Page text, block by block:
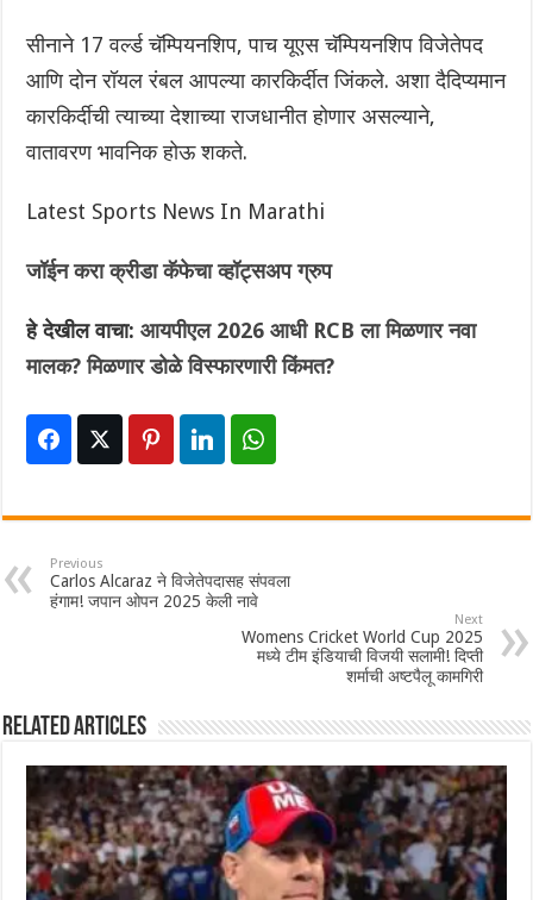
सीनाने 17 वर्ल्ड चॅम्पियनशिप, पाच यूएस चॅम्पियनशिप विजेतेपद
आणि दोन रॉयल रंबल आपल्या कारकिर्दीत जिंकले. अशा दैदिप्यमान
कारकिर्दीची त्याच्या देशाच्या राजधानीत होणार असल्याने,
वातावरण भावनिक होऊ शकते.
Latest Sports News In Marathi
जॉईन करा क्रीडा कॅफेचा व्हॉट्सअप ग्रुप
हे देखील वाचा:आयपीएल 2026 आधी RCB ला मिळणार नवा
मालक? मिळणार डोळे विस्फारणारी किंमत?
Previous
Carlos Alcaraz ने विजेतेपदासह संपवला
हंगाम! जपान ओपन 2025 केली नावे
Next
Womens Cricket World Cup 2025
मध्ये टीम इंडियाची विजयी सलामी! दिप्ती
शर्माची अष्टपैलू कामगिरी
Related Articles